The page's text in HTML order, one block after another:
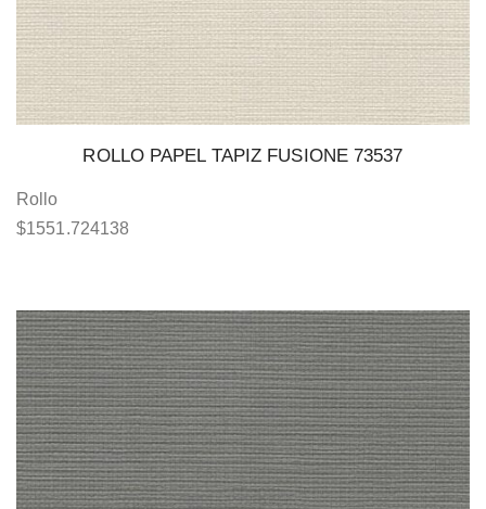
ROLLO PAPEL TAPIZ FUSIONE 73537
Rollo
$1551.724138